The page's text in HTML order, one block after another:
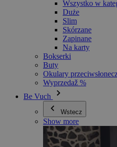
Wszystko w
Duże
Slim
Skórzane
Zapinane
Na karty
Bokserki
Buty
Okulary
Wyprzedaž %
Be Vuch
Wstecz
Show more